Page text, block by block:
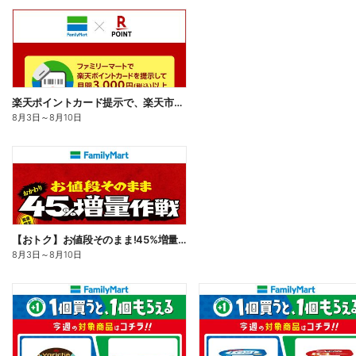
楽天ポイントカード提示で、楽天市場でのお買い物がおトクに!
8月3日 ～8月10日
【おトク】お値段そのまま!45%増量作戦!
8月3日 ～8月10日